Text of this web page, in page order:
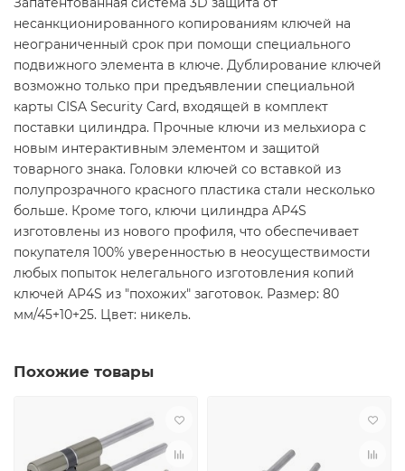
несанкционированного копированиям ключей на
неограниченный срок при помощи специального
подвижного элемента в ключе. Дублирование ключей
возможно только при предъявлении специальной
карты CISA Security Card, входящей в комплект
поставки цилиндра. Прочные ключи из мельхиора с
новым интерактивным элементом и защитой
товарного знака. Головки ключей со вставкой из
полупрозрачного красного пластика стали несколько
больше. Кроме того, ключи цилиндра AP4S
изготовлены из нового профиля, что обеспечивает
покупателя 100% уверенностью в неосуществимости
любых попыток нелегального изготовления копий
ключей AP4S из "похожих" заготовок. Размер: 80
мм/45+10+25. Цвет: никель.
Похожие товары